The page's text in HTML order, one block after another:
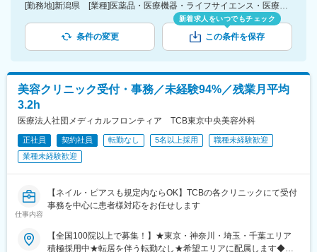
[勤務地]新潟県 [業種]医薬品・医療機器・ライフサイエンス・医療系サービス [詳細条件](社員の平均年齢)20代
条件の変更
新着求人をいつでもチェック
この条件を保存
美容クリニック受付・事務／未経験94%／残業月平均
3.2h
医療法人社団メディカルフロンティア TCB東京中央美容外科
正社員 契約社員 転勤なし 5名以上採用
職種未経験歓迎
業種未経験歓迎
仕事内容
【ネイル・ピアスも規定内ならOK】TCBの各クリニックにて受付
事務を中心に患者様対応をお任せします
【全国100院以上で募集！】★東京・神奈川・埼玉・千葉エリア
積極採用中★転居を伴う転勤なし★希望エリアに配属します◆ク